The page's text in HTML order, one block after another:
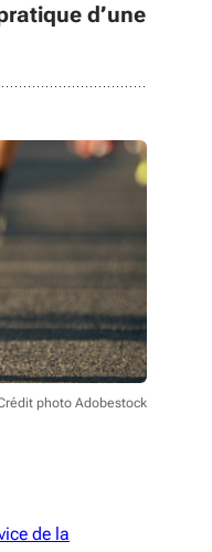
d’une
photo Adobestock
de la